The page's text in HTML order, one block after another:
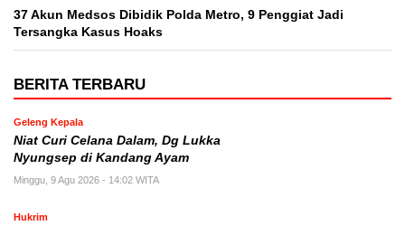
37 Akun Medsos Dibidik Polda Metro, 9 Penggiat Jadi
Tersangka Kasus Hoaks
BERITA TERBARU
Geleng Kepala
Niat Curi Celana Dalam, Dg Lukka
Nyungsep di Kandang Ayam
Minggu, 9 Agu 2026 - 14:02 WITA
Hukrim